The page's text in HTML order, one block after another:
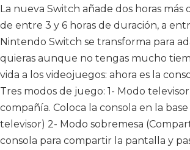
La nueva Switch añade dos horas
de entre 3 y 6 horas de duración, a
Nintendo Switch se transforma para
quieras aunque no tengas mucho
vida a los videojuegos: ahora es la
Tres modos de juego: 1- Modo
compañía. Coloca la consola en la
televisor) 2- Modo sobremesa
consola para compartir la pantalla y